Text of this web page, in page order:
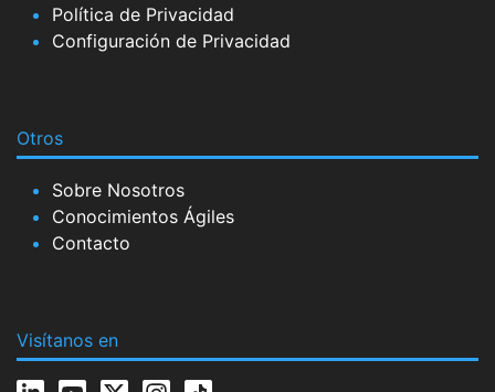
Política de Privacidad
Configuración de Privacidad
Otros
Sobre Nosotros
Conocimientos Ágiles
Contacto
Visítanos en